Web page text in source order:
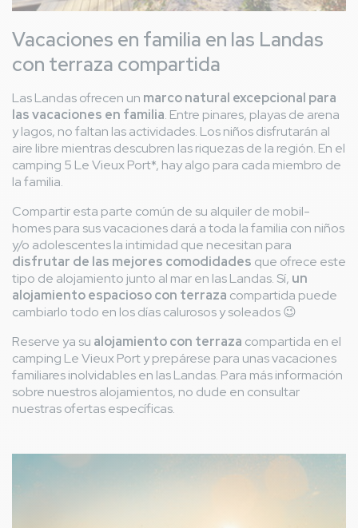
Vacaciones en familia en las Landas
con terraza compartida
Las Landas ofrecen un marco natural excepcional para
las vacaciones en familia. Entre pinares, playas de arena
y lagos, no faltan las actividades. Los niños disfrutarán al
aire libre mientras descubren las riquezas de la región. En el
camping 5 Le Vieux Port*, hay algo para cada miembro de
la familia.
Compartir esta parte común de su alquiler de mobil-
homes para sus vacaciones dará a toda la familia con niños
y/o adolescentes la intimidad que necesitan para
disfrutar de las mejores comodidades que ofrece este
tipo de alojamiento junto al mar en las Landas. Sí, un
alojamiento espacioso con terraza compartida puede
cambiarlo todo en los días calurosos y soleados😉
Reserve ya su alojamiento con terraza compartida en el
camping Le Vieux Port y prepárese para unas vacaciones
familiares inolvidables en las Landas. Para más información
sobre nuestros alojamientos, no dude en consultar
nuestras ofertas específicas.